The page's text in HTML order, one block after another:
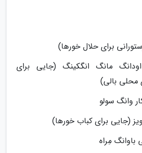
برای حلال خورها)
اودانگ مانگ انگکینگ (جایی برای
محلی بالی)
وانگ سولو
(جایی برای کباب خورها)
باوانگ مِراه